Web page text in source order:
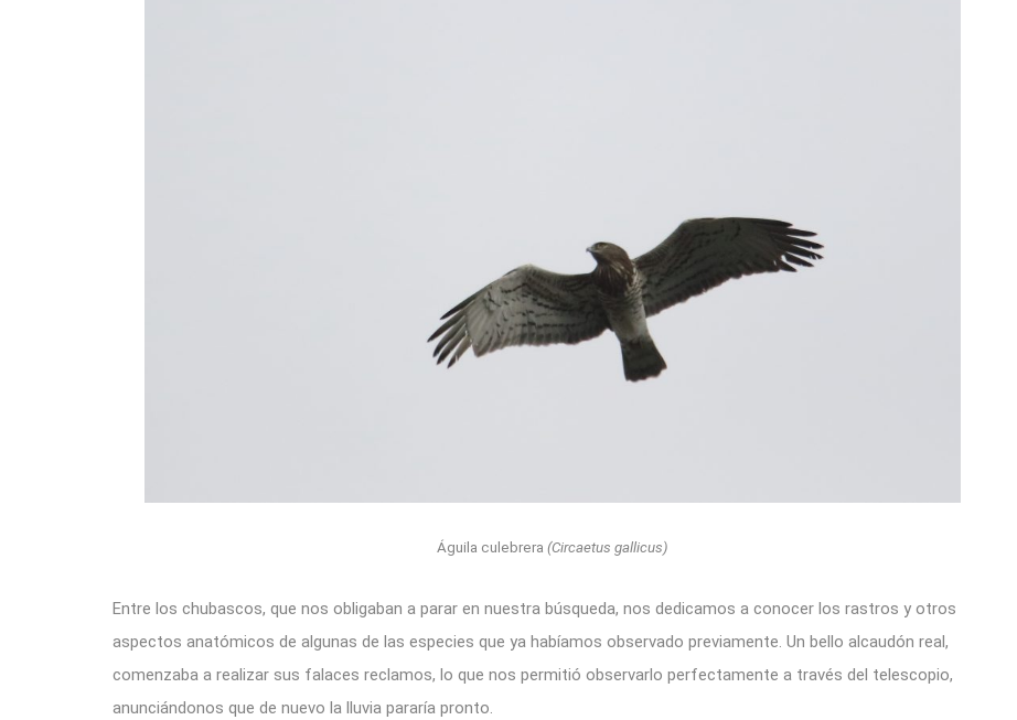
Águila culebrera (Circaetus gallicus)
Entre los chubascos, que nos obligaban a parar en nuestra búsqueda, nos dedicamos a conocer los rastros y otros
aspectos anatómicos de algunas de las especies que ya habíamos observado previamente. Un bello alcaudón real,
comenzaba a realizar sus falaces reclamos, lo que nos permitió observarlo perfectamente a través del telescopio,
anunciándonos que de nuevo la lluvia pararía pronto.